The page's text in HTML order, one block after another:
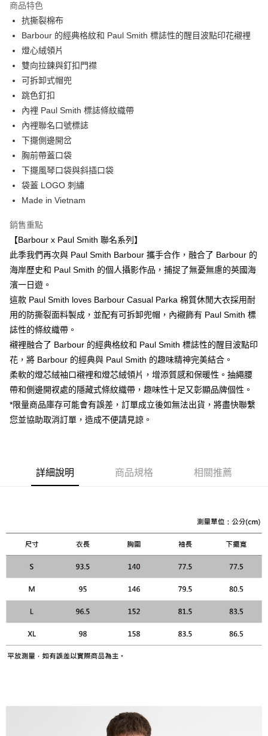
合作金庫商業銀行
華南商業銀行
上海商業儲蓄銀行
台北富邦商業銀行
國泰世華商業銀行
臺灣中小企業銀行
匯豐（台灣）商業銀行
聯邦商業銀行
元大商業銀行
玉山商業銀行
台新國際商業銀行
台灣樂天信用卡公司
LINE Pay
Apple Pay
街口支付
悠遊付
全盈+PAY
【關於「AFTEE先享後付」】
AFTEE先享後付是「在收到商品之後才付款」的支付方式。 讓您購物簡單
便利好安心！
２．便利：只要手機號碼，簡訊認證，即可結帳。
３．安心：先確認商品／服務後，再付款。
【「AFTEE先享後付」結帳流程】
結帳頁面，進行簡訊認證並確認金額後，即可完成結帳。
２．訂單成立數日內，您將收到繳費通知簡訊。
３．收到繳費通知簡訊後14天內，點擊此簡訊中的連結，可透過四大超商／
ATM／網路銀行／等多元方式進行付款，方視為交易完成。
※ 請注意：結帳手續完成當下不需立刻繳費，但若您需要取消訂單，請聯絡
購買商品的店家。未經商家同意取消之訂單仍視為有效，需透過AFTEE先享
※ 交易是否成功請以「AFTEE先享後付 」之結帳頁面顯示為準，若有關於
是否繳費成功／繳費後需取消欲退款等相關疑問，請聯繫「AFTEE先享後付
客戶支援中心」https://netprotections.freshdesk.com/support/home
【注意事項】
１．透過由恩沛科技股份有限公司提供之「AFTEE先享後付」服務完成之交
易，需依本服務之必要範圍內提供個人資料，並將交易相關給付款項請求債
權轉讓予恩沛科技股份有限公司。
「AFTEE先享後付」，若未經同意申辦者引起之損失，本公司不負相關責
５．嚴禁一人註冊多個帳號或使用他人資訊註冊。若發現惡意使用之情形，
恩沛科技股份有限公司將有權停止該用戶之使用額度並採取法律行動。
ATM付款
黑貓宅急便配送到府
每筆NT$120，滿NT$3,000(含以上)免運費
商品特色
抗撕裂棉布
Barbour 的經典格紋和 Paul Smith 標誌性的醒目波點印花襯裡
燈心絨領片
雙向拉鍊與釘扣門襟
可拆卸式帽兜
跳色釘扣
內裡 Paul Smith 標誌條紋織帶
內裡聯名口號標誌
下擺側邊開岔
胸前帶蓋口袋
下擺風琴口袋與斜插口袋
袋蓋 LOGO 刺繡
Made in Vietnam
銷售重點
【Barbour x Paul Smith 聯名系列】
此季我們再次與 Paul Smith Barbour 攜手合作，融合了 Barbour 的
海岸歷史和 Paul Smith 的個人攝影作品，捕捉了無憂無慮的英國海
濱一日遊。
這款 Paul Smith loves Barbour Casual Parka 棉質休閒大衣採用耐
用的防撕裂面料製成，並配有可拆卸兜帽，內襯飾有 Paul Smith 標
誌性的條紋織帶。
襯裡融合了 Barbour 的經典格紋和 Paul Smith 標誌性的醒目波點印
花，將 Barbour 的經典與 Paul Smith 的趣味精神完美結合。
柔軟的燈芯絨袖口襯裡和燈芯絨領片，增添質感和保暖性。抽繩腰
帶和側邊開衩處的隱藏式條紋織帶，趣味性十足又彰顯品牌個性。
*限量商品庫存可能會有誤差，訂單成立後如無法出貨，將盡快聯繫
您並協助取消訂單，造成不便請見諒。
詳細說明 商品規格 相關推薦